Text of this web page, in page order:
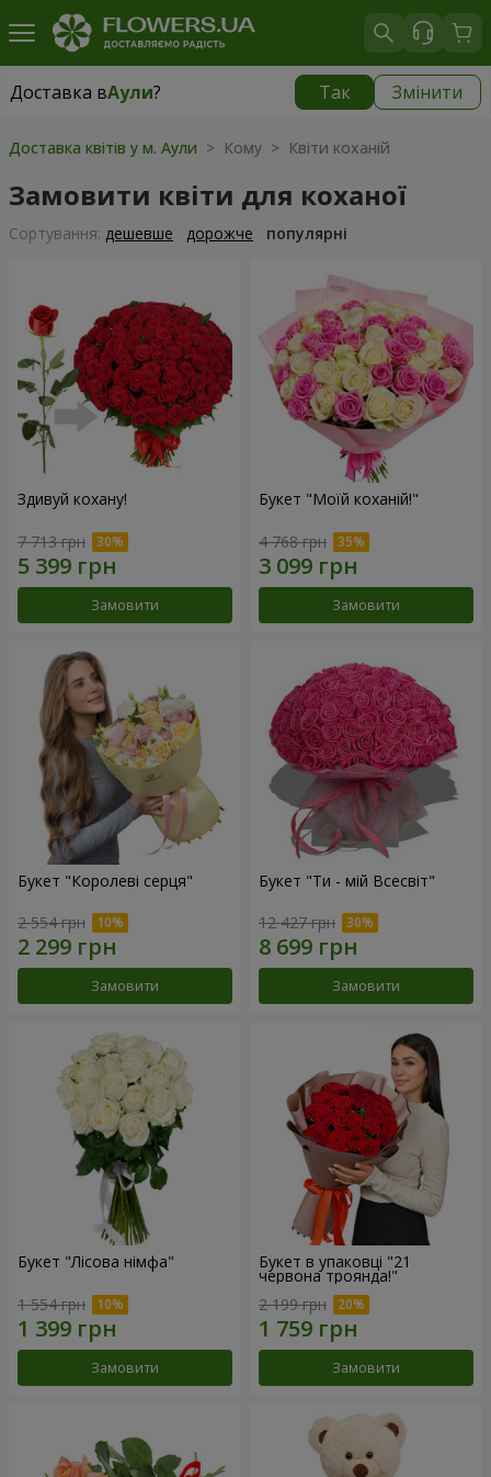
Доставка вАули? Так Змінити
Доставка вАули
Доставка квітів у м. Аули > Кому > Квіти коханій
Замовити квіти для коханої
Сортування: дешевше дорожче популярні
Здивуй кохану!
7 713 грн
Замовити
Букет "Моїй коханій!"
4 768 грн
Замовити
Букет "Королеві серця"
2 554 грн
Замовити
Букет "Ти - мій Всесвіт"
12 427 грн
Замовити
Букет "Лісова німфа"
1 554 грн
Замовити
Букет в упаковці "21
червона троянда!"
2 199 грн
Замовити